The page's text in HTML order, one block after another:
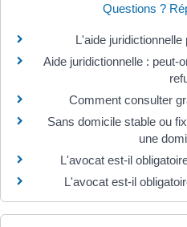
Questions ?
L'aide
Aide juridictionnelle : peut-
Comment consulter
Sans domicile stable ou
une
L'avocat est-il
L'avocat est-il